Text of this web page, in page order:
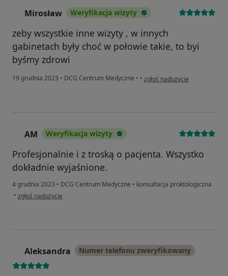
Mirosław Weryfikacja wizyty
zeby wszystkie inne wizyty , w innych
gabinetach były choć w połowie takie, to byi
byśmy zdrowi
19 grudnia 2023 • DCG Centrum Medyczne • • w opinii użytkownika Mirosław
zgłoś nadużycie
AM Weryfikacja wizyty
Profesjonalnie i z troską o pacjenta. Wszystko
dokładnie wyjaśnione.
4 grudnia 2023 • DCG Centrum Medyczne • konsultacja proktologiczna
• w opinii użytkownika AM
zgłoś nadużycie
Aleksandra Numer telefonu zweryfikowany